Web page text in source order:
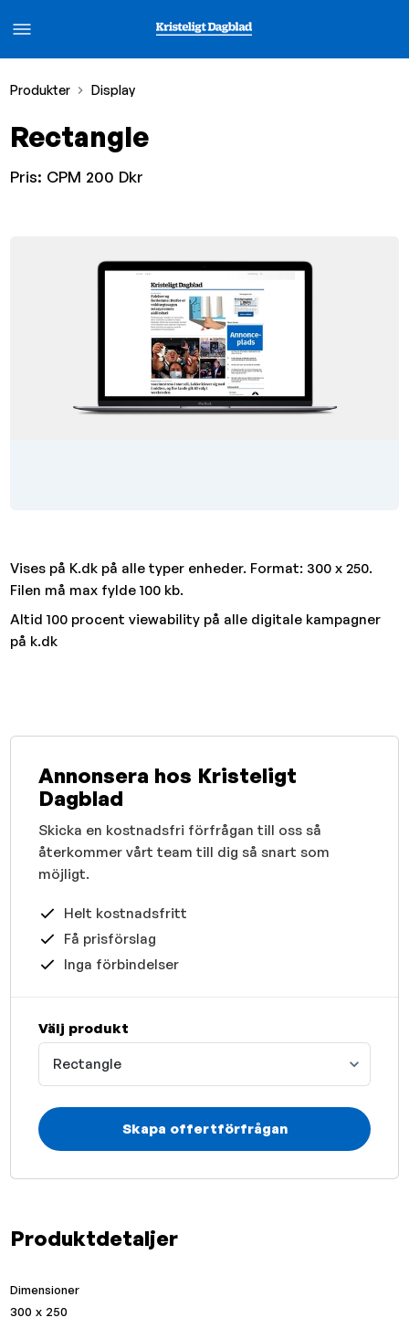
Produkter Display
Rectangle
Pris: CPM 200 Dkr
Vises på K.dk på alle typer enheder. Format: 300 x 250.
Filen må max fylde 100 kb.
Altid 100 procent viewability på alle digitale kampagner
på k.dk
Produktdetaljer
Dimensioner
300 x 250
Annonsera hos Kristeligt
Dagblad
Skicka en kostnadsfri förfrågan till oss så
återkommer vårt team till dig så snart som
möjligt.
Helt kostnadsfritt
Få prisförslag
Inga förbindelser
Välj produkt
Rectangle
Skapa offertförfrågan